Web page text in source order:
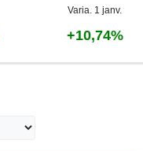
Varia. 1 janv.
+10,74%